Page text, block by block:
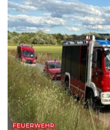
FEUERWEHR